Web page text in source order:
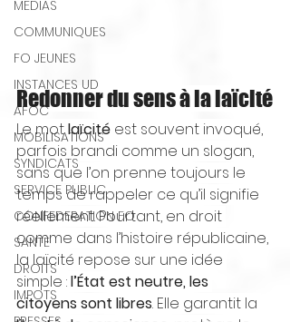
MEDIAS
COMMUNIQUES
FO JEUNES
INSTANCES UD
AFOC
MOBILISATIONS
SYNDICATS
SERVICE PUBLIC
CONFEDERATION FO
SANTE
DROITS
IMPOTS
Redonner du sens à la laïcité
Le mot laïcité est souvent invoqué,
parfois brandi comme un slogan,
sans que l’on prenne toujours le
temps de rappeler ce qu’il signifie
réellement. Pourtant, en droit
comme dans l’histoire républicaine,
la laïcité repose sur une idée
simple : l’État est neutre, les
citoyens sont libres. Elle garantit la